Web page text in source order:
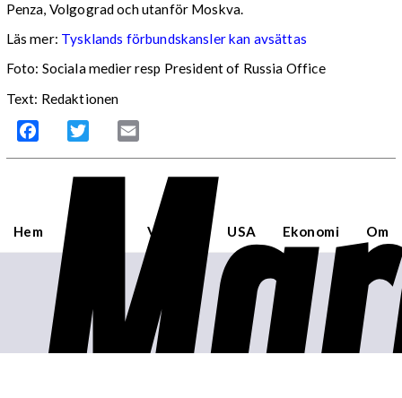
Penza, Volgograd och utanför Moskva.
Läs mer: Tysklands förbundskansler kan avsättas
Foto: Sociala medier resp President of Russia Office
Text: Redaktionen
Facebook Twitter
Hem Världen USA Ekonomi Om